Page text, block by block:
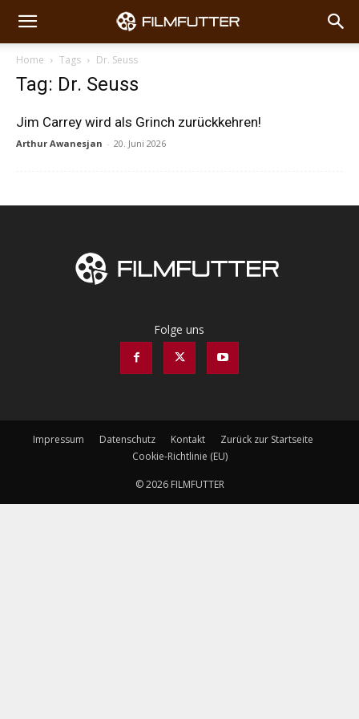
Home Tags Dr. Seuss
Tag: Dr. Seuss
Jim Carrey wird als Grinch zurückkehren!
Arthur Awanesjan - 20. Juni 2026
Folge uns
Impressum Datenschutz Kontakt
Zurück zur Startseite
Cookie-Richtlinie (EU)
© 2026 FILMFUTTER